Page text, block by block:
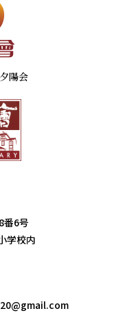
陽会
番6号
学校内